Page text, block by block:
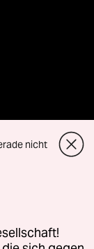
Genehmigungen
nicht